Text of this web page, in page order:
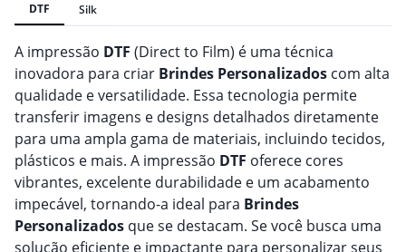
DTF Silk
A impressão DTF (Direct to Film) é uma técnica
inovadora para criar Brindes Personalizados com alta
qualidade e versatilidade. Essa tecnologia permite
transferir imagens e designs detalhados diretamente
para uma ampla gama de materiais, incluindo tecidos,
plásticos e mais. A impressão DTF oferece cores
vibrantes, excelente durabilidade e um acabamento
impecável, tornando-a ideal para Brindes
Personalizados que se destacam. Se você busca uma
solução eficiente e impactante para personalizar seus